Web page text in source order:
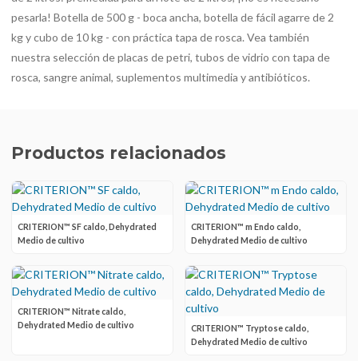
pesarla! Botella de 500 g - boca ancha, botella de fácil agarre de 2
kg y cubo de 10 kg - con práctica tapa de rosca. Vea también
nuestra selección de placas de petri, tubos de vidrio con tapa de
rosca, sangre animal, suplementos multimedia y antibióticos.
Productos relacionados
CRITERION™ SF caldo, Dehydrated
Medio de cultivo
CRITERION™ m Endo caldo,
Dehydrated Medio de cultivo
CRITERION™ Nitrate caldo,
Dehydrated Medio de cultivo
CRITERION™ Tryptose caldo,
Dehydrated Medio de cultivo